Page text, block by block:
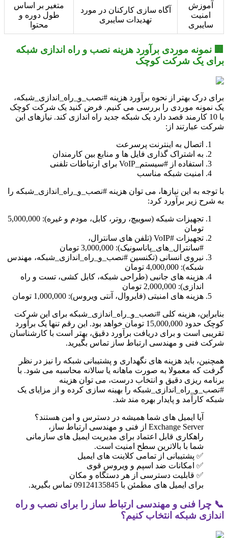
آموزش
امنیت
سایبری
آگاه سازی کارکنان در مورد
تهدیدات سایبری
متغیر بر اساس
طول دوره و
محتوا
🏢 نمونه موردی برآورد هزینه نصب و راه اندازی شبکه
برای یک شرکت کوچک
برای درک بهتر از نحوه برآورد هزینه #نصب_و_راه_اندازی_شبکه،
یک نمونه موردی را بررسی می کنیم. فرض کنید یک شرکت کوچک
با 10 کارمند قصد دارد یک شبکه جدید راه اندازی کند. نیازهای این
شرکت عبارتند از:
اتصال به اینترنت پرسرعت
به اشتراک گذاری فایل ها و منابع بین کارمندان
استفاده از #سیستم_VoIP برای ارتباطات تلفنی
امنیت شبکه مناسب
با توجه به این نیازها، می توان هزینه #نصب_و_راه_اندازی_شبکه را
به شرح زیر برآورد کرد:
تجهیزات شبکه (سوییچ، روتر، کابل، مودم و غیره): 5,000,000
تومان
تجهیزات #VoIP (تلفن های سانترال،
#سانترال_های_پاناسونیک): 3,000,000 تومان
نیروی انسانی (تکنسین #نصب_و_راه_اندازی_شبکه، مهندس
شبکه): 4,000,000 تومان
هزینه های جانبی (طراحی شبکه، کابل کشی، تست و راه
اندازی): 2,000,000 تومان
هزینه های امنیتی (فایروال، آنتی ویروس): 1,000,000 تومان
بنابراین، هزینه کلی #نصب_و_راه_اندازی_شبکه برای این شرکت
کوچک حدود 15,000,000 تومان خواهد بود. این رقم تنها یک برآورد
تقریبی است و برای دریافت برآورد دقیق، بهتر است با کارشناسان
شرکت فنی و مهندسی ارتباط ساز تماس بگیرید.
همچنین، باید هزینه های نگهداری و پشتیبانی شبکه را نیز در نظر
گرفت که معمولا به صورت ماهانه یا سالانه محاسبه می شود. با
برنامه ریزی دقیق و انتخاب درست، می توان هزینه
#نصب_و_راه_اندازی_شبکه را بهینه سازی کرده و از مزایای یک
شبکه کارآمد و پایدار بهره مند شد.
آیا ایمیل های شما همیشه در دسترس و امن هستند؟
Exchange Server از فنی و مهندسی ارتباط ساز،
راهکاری قابل اعتماد برای مدیریت ایمیل های سازمانی
شما با بالاترین سطح امنیت است.
✅ پشتیبانی از تمامی کلاینت های ایمیل
✅ امکانات ضد اسپم و ویروس قوی
✅ قابلیت دسترسی از هر دستگاه و مکان
برای ایمیل های مطمئن با 09124135845 تماس بگیرید.
📞 چرا فنی و مهندسی ارتباط ساز را برای نصب و راه
اندازی شبکه انتخاب کنیم؟